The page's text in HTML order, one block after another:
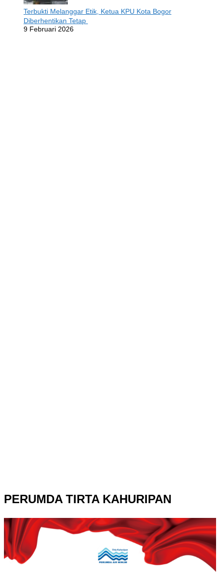
Terbukti Melanggar Etik, Ketua KPU Kota Bogor
Diberhentikan Tetap
9 Februari 2026
PERUMDA TIRTA KAHURIPAN